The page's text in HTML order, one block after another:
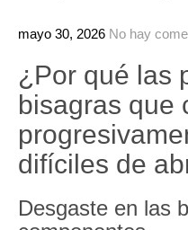
mayo 30, 2026 No hay
¿Por qué las
bisagras que
difíciles de
Desgaste en las